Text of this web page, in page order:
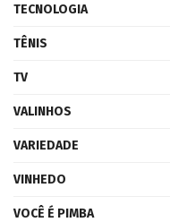
TECNOLOGIA
TÊNIS
TV
VALINHOS
VARIEDADE
VINHEDO
VOCÊ É PIMBA